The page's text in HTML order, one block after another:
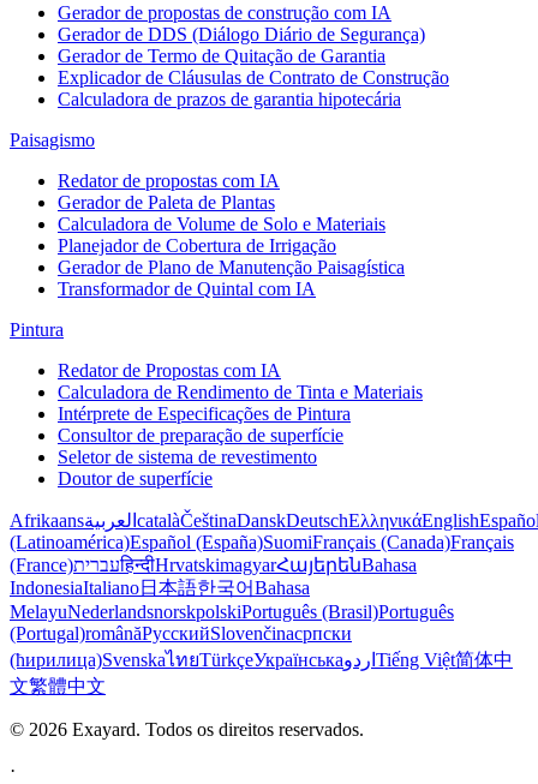
Gerador de propostas de construção com IA
Gerador de DDS (Diálogo Diário de Segurança)
Gerador de Termo de Quitação de Garantia
Explicador de Cláusulas de Contrato de Construção
Calculadora de prazos de garantia hipotecária
Paisagismo
Redator de propostas com IA
Gerador de Paleta de Plantas
Calculadora de Volume de Solo e Materiais
Planejador de Cobertura de Irrigação
Gerador de Plano de Manutenção Paisagística
Transformador de Quintal com IA
Pintura
Redator de Propostas com IA
Calculadora de Rendimento de Tinta e Materiais
Intérprete de Especificações de Pintura
Consultor de preparação de superfície
Seletor de sistema de revestimento
Doutor de superfície
Afrikaansالعربية catalàČeštinaDanskDeutschΕλληνικάEnglish
(Latinoamérica)Español (España)SuomiFrançais (Canada)Français
(France)עבריתहिन्दीHrvatskimagyarՀայերենBahasa
IndonesiaItaliano日本語한국어Bahasa
MelayuNederlandsnorskpolskiPortuguês (Brasil)Português
(Portugal)românăРусскийSlovenčinaсрпски
(ћирилица)SvenskaไทยTürkçeУкраїнськаاردو Tiếng Việt简体中
文繁體中文
© 2026 Exayard. Todos os direitos reservados.
·